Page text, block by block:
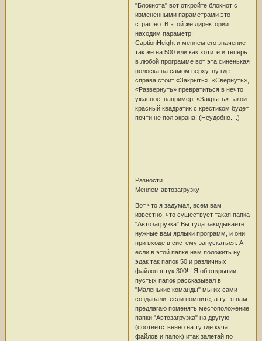
"Блокнота" вот откройте блокнот с
измененными параметрами это
страшно. В этой же директории
находим параметр:
CaptionHeight и меняем его значение
так же на 500 или как хотите и теперь
в любой программе вот эта синенькая
полоска на самом верху, ну где
справа стоит «Закрыть», «Свернуть»,
«Развернуть» превратиться в нечто
ужасное, например, «Закрыть» такой
красный квадратик с крестиком будет
почти не пол экрана! (Неудобно....)
Разности
Меняем автозагрузку
Вот что я задумал, всем вам
известно, что существует такая папка
"Автозагрузка" Вы туда закидываете
нужные вам ярлыки программ, и они
при входе в систему запускаться. А
если в этой папке нам положить ну
эдак так папок 50 и различных
файлов штук 300!!! Я об открытии
пустых папок рассказывал в
"Маленькие команды" мы их сами
создавали, если помните, а тут я вам
предлагаю поменять местоположение
папки "Автозагрузка" на другую
(соответственно на ту где куча
файлов и папок) итак залетай по